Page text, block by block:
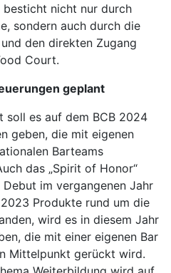
besticht nicht nur durch
sondern auch durch die
den direkten Zugang
Court.
geplant
soll es auf dem BCB 2024
geben, die mit eigenen
Barteams
das „Spirit of Honor“
im vergangenen Jahr
Produkte rund um die
wird es in diesem Jahr
die mit einer eigenen Bar
Mittelpunkt gerückt wird.